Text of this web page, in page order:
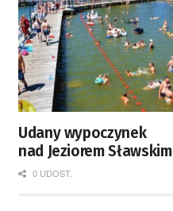
Udany wypoczynek
nad Jeziorem Sławskim
0 UDOST.